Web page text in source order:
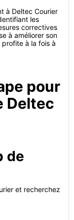
à Deltec Courier
les
correctives
à améliorer son
à la fois à
pour
Deltec
de
et recherchez